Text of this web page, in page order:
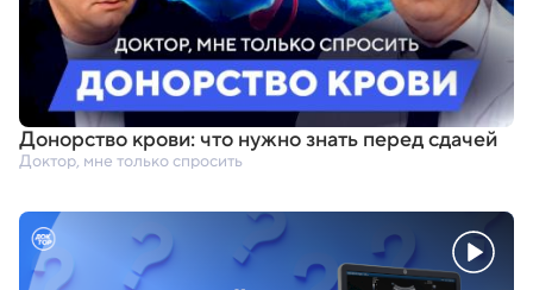
Донорство крови: что нужно знать перед сдачей
Доктор, мне только спросить